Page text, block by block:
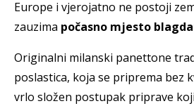
Europe i vjerojatno ne postoji
zauzima počasno mjesto
Originalni milanski panettone
poslastica, koja se priprema bez
vrlo složen postupak priprave